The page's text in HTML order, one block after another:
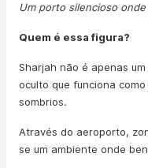
Um porto silencioso
Quem é essa figura?
Sharjah não é apenas
oculto que funciona
sombrios.
Através do aeroporto,
se um ambiente onde